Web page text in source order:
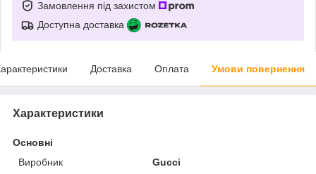
Замовлення під захистом
Доступна доставка
Доставка Оплата Умови повернення
Характеристики
Основні
Виробник
Gucci